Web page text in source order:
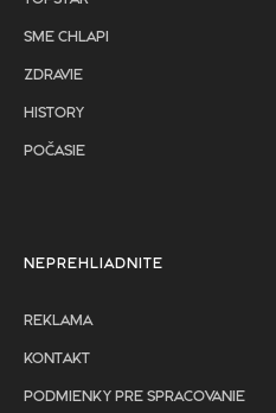
SME CHLAPI
ZDRAVIE
HISTORY
POČASIE
NEPREHLIADNITE
REKLAMA
KONTAKT
PODMIENKY PRE SPRACOVANIE